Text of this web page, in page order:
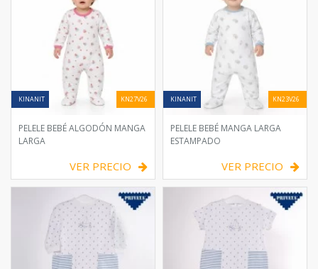
KINANIT KN27V26
PELELE BEBÉ ALGODÓN MANGA
LARGA
VER PRECIO
KINANIT KN23V26
PELELE BEBÉ MANGA LARGA
ESTAMPADO
VER PRECIO